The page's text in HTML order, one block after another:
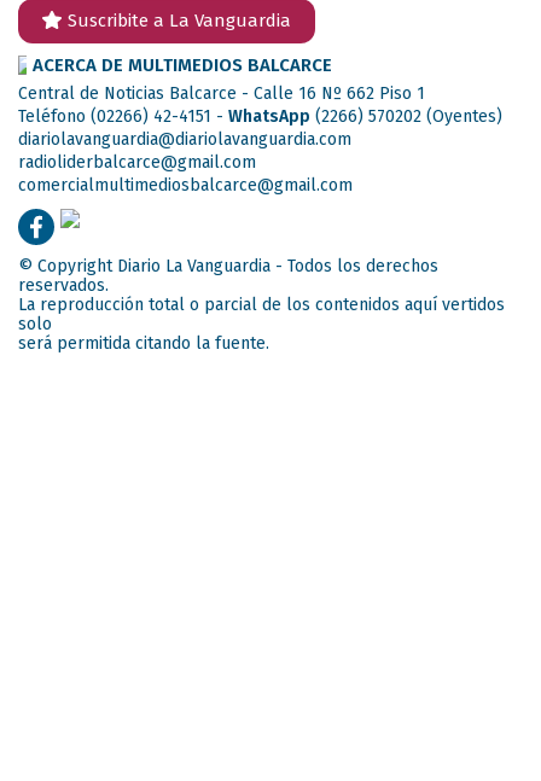
Suscribite a La Vanguardia
ACERCA DE MULTIMEDIOS BALCARCE
Central de Noticias Balcarce - Calle 16 Nº 662 Piso 1
Teléfono (02266) 42-4151 - WhatsApp (2266) 570202 (Oyentes)
diariolavanguardia@diariolavanguardia.com
radioliderbalcarce@gmail.com
comercialmultimediosbalcarce@gmail.com
© Copyright Diario La Vanguardia - Todos los derechos
reservados.
La reproducción total o parcial de los contenidos aquí vertidos
solo
será permitida citando la fuente.